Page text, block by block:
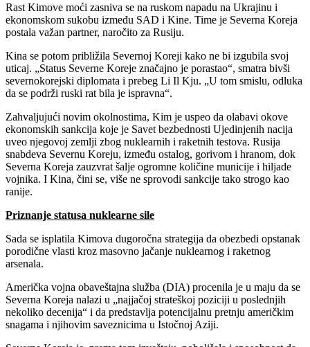
Rast Kimove moći zasniva se na ruskom napadu na Ukrajinu i
ekonomskom sukobu između SAD i Kine. Time je Severna Koreja
postala važan partner, naročito za Rusiju.
Kina se potom približila Severnoj Koreji kako ne bi izgubila svoj
uticaj. „Status Severne Koreje značajno je porastao“, smatra bivši
severnokorejski diplomata i prebeg Li Il Kju. „U tom smislu, odluka
da se podrži ruski rat bila je ispravna“.
Zahvaljujući novim okolnostima, Kim je uspeo da olabavi okove
ekonomskih sankcija koje je Savet bezbednosti Ujedinjenih nacija
uveo njegovoj zemlji zbog nuklearnih i raketnih testova. Rusija
snabdeva Severnu Koreju, između ostalog, gorivom i hranom, dok
Severna Koreja zauzvrat šalje ogromne količine municije i hiljade
vojnika. I Kina, čini se, više ne sprovodi sankcije tako strogo kao
ranije.
Priznanje statusa nuklearne sile
Sada se isplatila Kimova dugoročna strategija da obezbedi opstanak
porodične vlasti kroz masovno jačanje nuklearnog i raketnog
arsenala.
Američka vojna obaveštajna služba (DIA) procenila je u maju da se
Severna Koreja nalazi u „najjačoj strateškoj poziciji u poslednjih
nekoliko decenija“ i da predstavlja potencijalnu pretnju američkim
snagama i njihovim saveznicima u Istočnoj Aziji.